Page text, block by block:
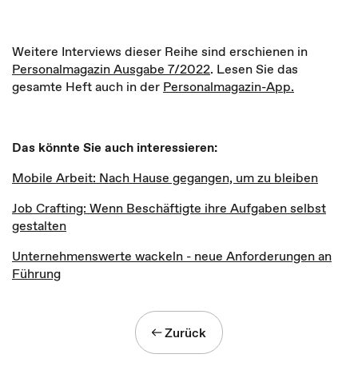
Weitere Interviews dieser Reihe sind erschienen in
Personalmagazin Ausgabe 7/2022. Lesen Sie das
gesamte Heft auch in der Personalmagazin-App.
Das könnte Sie auch interessieren:
Mobile Arbeit: Nach Hause gegangen, um zu bleiben
Job Crafting: Wenn Beschäftigte ihre Aufgaben selbst
gestalten
Unternehmenswerte wackeln - neue Anforderungen an
Führung
Zurück